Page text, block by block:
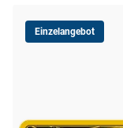
Einzelangebot